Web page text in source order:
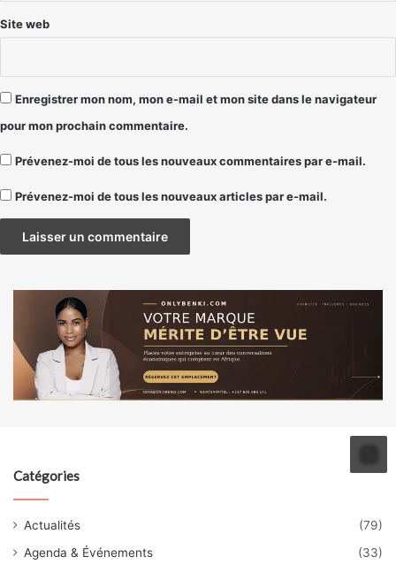
Site web
Enregistrer mon nom, mon e-mail et mon site dans le navigateur
pour mon prochain commentaire.
Prévenez-moi de tous les nouveaux commentaires par e-mail.
Prévenez-moi de tous les nouveaux articles par e-mail.
Catégories
Actualités
(79)
Agenda & Événements
(33)